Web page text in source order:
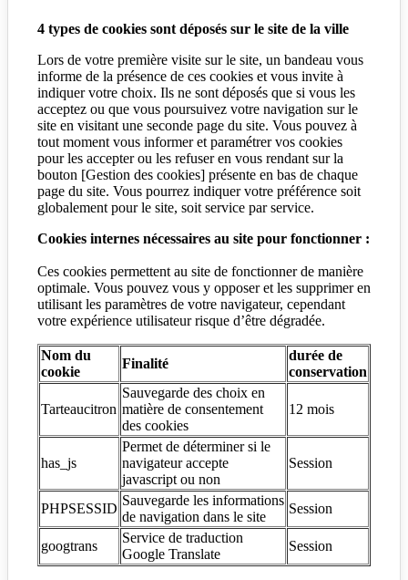
4 types de cookies sont déposés sur le site de la ville
Lors de votre première visite sur le site, un bandeau vous
informe de la présence de ces cookies et vous invite à
indiquer votre choix. Ils ne sont déposés que si vous les
acceptez ou que vous poursuivez votre navigation sur le
site en visitant une seconde page du site. Vous pouvez à
tout moment vous informer et paramétrer vos cookies
pour les accepter ou les refuser en vous rendant sur la
bouton [Gestion des cookies] présente en bas de chaque
page du site. Vous pourrez indiquer votre préférence soit
globalement pour le site, soit service par service.
Cookies internes nécessaires au site pour fonctionner :
Ces cookies permettent au site de fonctionner de manière
optimale. Vous pouvez vous y opposer et les supprimer en
utilisant les paramètres de votre navigateur, cependant
votre expérience utilisateur risque d’être dégradée.
Nom du
cookie
Finalité
durée de
conservation
Tarteaucitron
Sauvegarde des choix en
matière de consentement
des cookies
12 mois
has_js
Permet de déterminer si le
navigateur accepte
javascript ou non
Session
PHPSESSID
Sauvegarde les informations
de navigation dans le site
Session
googtrans
Service de traduction
Google Translate
Session